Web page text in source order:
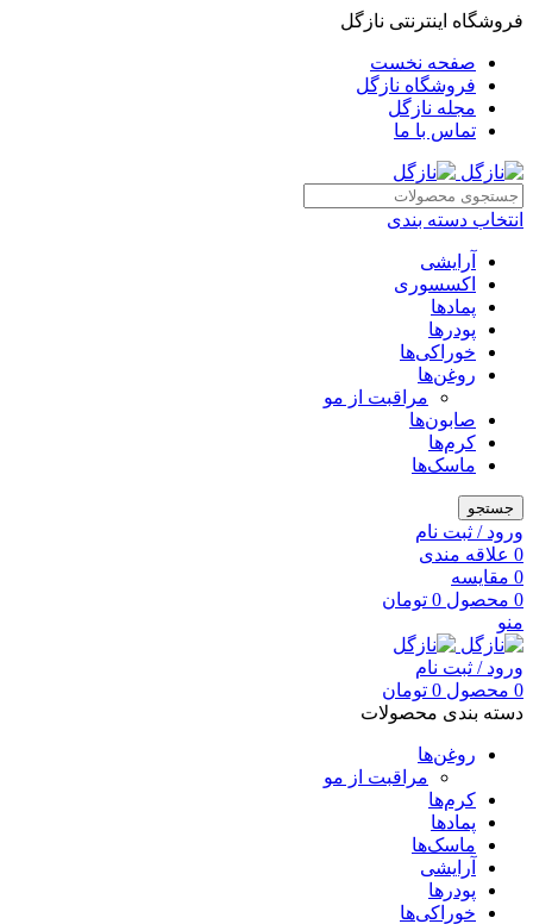
فروشگاه اینترنتی نازگل
صفحه نخست
فروشگاه نازگل
مجله نازگل
تماس با ما
انتخاب دسته بندی
آرایشی
اکسسوری
پمادها
پودرها
خوراکی‌ها
روغن‌ها
مراقبت از مو
صابون‌ها
کرم‌ها
ماسک‌ها
جستجو
ورود / ثبت نام
0 علاقه مندی
0 مقایسه
0 محصول 0 تومان
منو
ورود / ثبت نام
0 محصول 0 تومان
دسته بندی محصولات
روغن‌ها
مراقبت از مو
کرم‌ها
پمادها
ماسک‌ها
آرایشی
پودرها
خوراکی‌ها